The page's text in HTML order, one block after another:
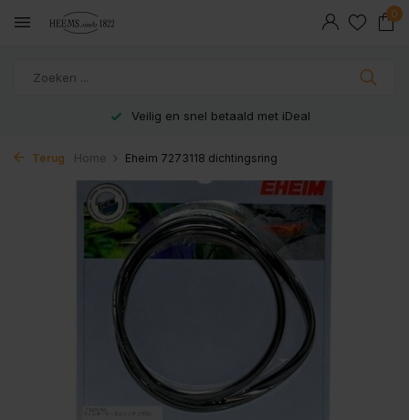
0
Veilig en snel betaald met iDeal
Terug Home Eheim 7273118 dichtingsring